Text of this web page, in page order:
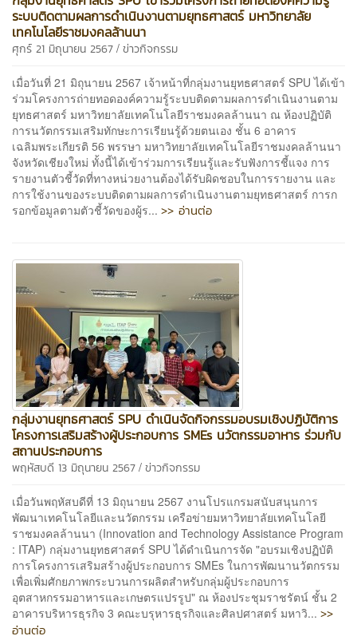
ระบบติดตามผลการดำเนินงานตามยุทธศาสตร์ มหาวิทยาลัย
เทคโนโลยีราชมงคลล้านนา
ศุกร์ 21 มิถุนายน 2567 / ข่าวกิจกรรม
เมื่อวันที่ 21 มิถุนายน 2567 เจ้าหน้าที่กลุ่มงานยุทธศาสตร์ SPU ได้เข้า
ร่วมโครงการถ่ายทอดองค์ความรู้ระบบติดตามผลการดำเนินงานตาม
ยุทธศาสตร์ มหาวิทยาลัยเทคโนโลยีราชมงคลล้านนา ณ ห้องปฏิบัติ
การนวัตกรรมเสริมทักษะการเรียนรู้ด้วยตนเอง ชั้น 6 อาคาร
เฉลิมพระเกียรติ 56 พรรษา มหาวิทยาลัยเทคโนโลยีราชมงคลล้านนา
จังหวัดเชียงใหม่ ทั้งนี้ได้เข้าร่วมการเรียนรู้และรับฟังการชี้แจง การ
รายงานตัวชี้วัดที่ทางหน่วยงานต้องได้รับผิดชอบในการรายงาน และ
การใช้งานของระบบติดตามผลการดำเนินงานตามยุทธศาสตร์ การก
รอกข้อมูลตามตัวชี้วัดของผู้ร... >> อ่านต่อ
กลุ่มงานยุทธศาสตร์ SPU ดำเนินจัดกิจกรรมอบรมเชิงปฏิบัติการ
โครงการเสริมสร้างผู้ประกอบการ SMEs นวัตกรรมอาหาร ร่วมกับ
สถานประกอบการ
พฤหัสบดี 13 มิถุนายน 2567 / ข่าวกิจกรรม
เมื่อวันพฤหัสบดีที่ 13 มิถุนายน 2567 งานโปรแกรมสนับสนุนการ
พัฒนาเทคโนโลยีและนวัตกรรม เครือข่ายมหาวิทยาลัยเทคโนโลยี
ราชมงคลล้านนา (Innovation and Technology Assistance Program
: ITAP) กลุ่มงานยุทธศาสตร์ SPU ได้ดำเนินการจัด "อบรมเชิงปฏิบัติ
การโครงการเสริมสร้างผู้ประกอบการ SMEs ในการพัฒนานวัตกรรม
เพื่อเพิ่มศักยภาพกระบวนการผลิตสำหรับกลุ่มผู้ประกอบการ
อุตสาหกรรมอาหารและเกษตรแปรรูป" ณ ห้องประชุมราชรัตน์ ชั้น 2
อาคารบริหารธุรกิจ 3 คณะบรุหารธุรกิจและศิลปศาสตร์ มหาวิ... >>
อ่านต่อ